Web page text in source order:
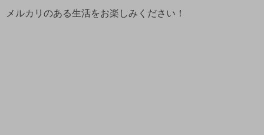
メルカリのある生活をお楽しみください！